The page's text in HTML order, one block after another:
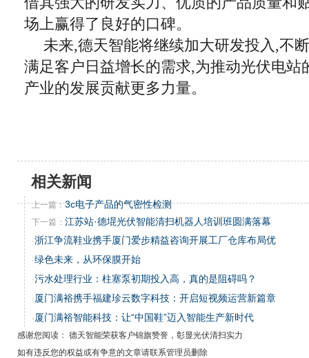
场上赢得了良好的口碑。
未来,德天智能将继续加大研发投入,不
满足客户日益增长的需求,为推动光伏电站
产业的发展贡献更多力量。
相关新闻
上一篇：3c电子产品的气密性检测
下一篇： 江苏站·德堒光伏智能清扫机器人培训班圆满落幕
·浙江争流鞋业携手厦门爱步精益咨询开展工厂仓库布局优
·绿色未来，从环保膜开始
·污水处理行业：柱塞泵初期投入高，真的是阻碍吗？
· 厦门满裕携手福建珍云数字科技：开启短视频运营新篇章
· 厦门满裕智能科技：让“中国鞋”迈入智能生产新时代
感谢您阅读： 德天智能荣获客户锦旗赞誉，彰显光伏清扫实力
如有违反您的权益或有争意的文章请联系管理员删除